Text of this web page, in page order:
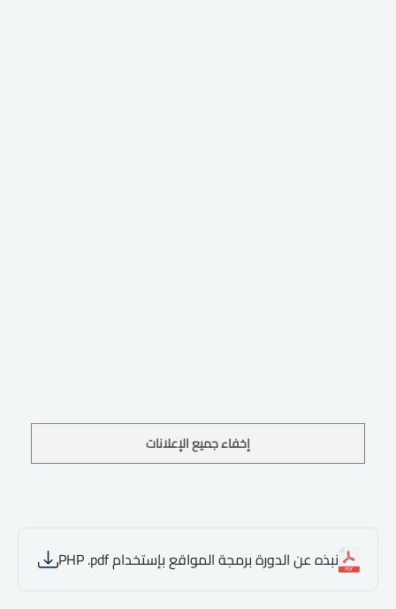
إخفاء جميع الإعلانات
نبذه عن الدورة برمجة المواقع بإستخدام PHP .pdf